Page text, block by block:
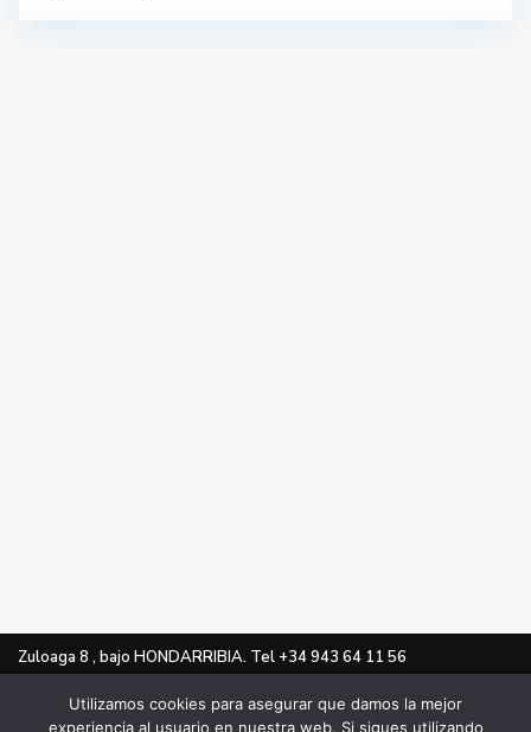
Zuloaga 8 , bajo HONDARRIBIA. Tel +34 943 64 11 56
oficina@elduayen.com
Utilizamos cookies para asegurar que damos la mejor
experiencia al usuario en nuestra web. Si sigues utilizando